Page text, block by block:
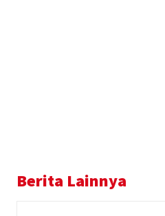
Berita Lainnya